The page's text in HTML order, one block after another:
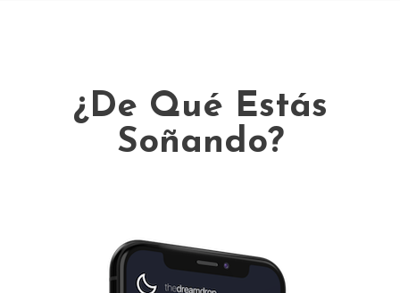
¿De Qué Estás
Soñando?